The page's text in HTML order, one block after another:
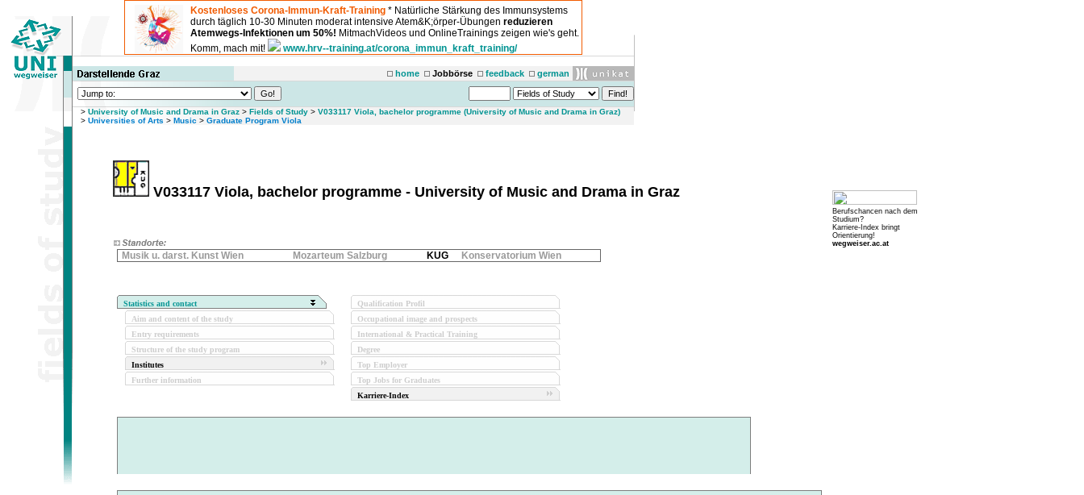
Kostenloses Corona-Immun-Kraft-Training * Natürliche Stärkung des Immunsystems
durch täglich 10-30 Minuten moderat intensive Atem&K;örper-Übungen reduzieren
Atemwegs-Infektionen um 50%! MitmachVideos und OnlineTrainings zeigen wie's geht.
Komm, mach mit!
www.hrv--training.at/corona_immun_kraft_training/
home Jobbörse feedback german
> University of Music and Drama in Graz > Fields of Study > V033117 Viola, bachelor programme (University of Music and Drama in Graz)
> Universities of Arts > Music > Graduate Program Viola
V033117 Viola, bachelor programme - University of Music and Drama in Graz
Musik u. darst. Kunst Wien Mozarteum Salzburg KUG Konservatorium Wien
Statistics and contact
Aim and content of the study
Entry requirements
Structure of the study program
Institutes
Further information
Qualification Profil
Occupational image and prospects
International & Practical Training
Degree
Top Employer
Top Jobs for Graduates
Karriere-Index
Berufschancen nach dem
Studium?
Karriere-Index bringt
Orientierung!
wegweiser.ac.at